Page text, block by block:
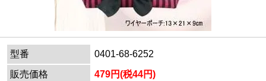
型番
0401-68-6252
販売価格
479円(税44円)